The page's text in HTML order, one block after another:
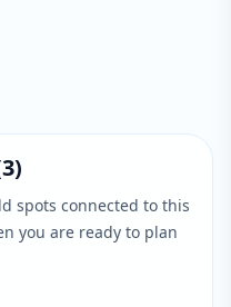
3)
spots connected to this
you are ready to plan